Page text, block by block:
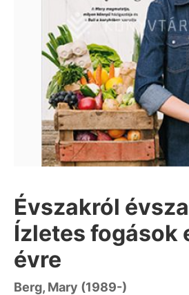
Évszakról
Ízletes fogások
évre
Berg, Mary (1989-)